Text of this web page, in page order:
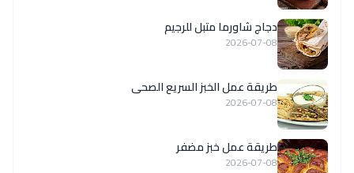
دجاج شاورما متبل للرجيم
2026-07-08
طريقة عمل الخبز السريع الصحى
2026-07-08
طريقة عمل خبز مضفر
2026-07-08